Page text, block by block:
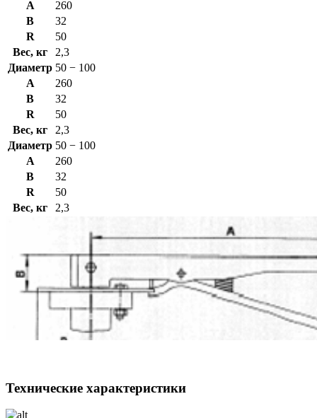
A
260
B
32
R
50
Вес, кг
2,3
Диаметр 50 − 100
A
260
B
32
R
50
Вес, кг
2,3
Диаметр 50 − 100
A
260
B
32
R
50
Вес, кг
2,3
Технические характеристики